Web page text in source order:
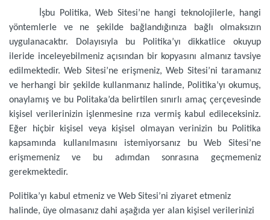
İşbu Politika, Web Sitesi’ne hangi teknolojilerle, hangi
yöntemlerle ve ne şekilde bağlandığınıza bağlı olmaksızın
uygulanacaktır. Dolayısıyla bu Politika’yı dikkatlice okuyup
ileride inceleyebilmeniz açısından bir kopyasını almanız tavsiye
edilmektedir. Web Sitesi’ne erişmeniz, Web Sitesi’ni taramanız
ve herhangi bir şekilde kullanmanız halinde, Politika’yı okumuş,
onaylamış ve bu Politaka’da belirtilen sınırlı amaç çerçevesinde
kişisel verilerinizin işlenmesine rıza vermiş kabul edileceksiniz.
Eğer hiçbir kişisel veya kişisel olmayan verinizin bu Politika
kapsamında kullanılmasını istemiyorsanız bu Web Sitesi’ne
erişmemeniz ve bu adımdan sonrasına geçmemeniz
gerekmektedir.
Politika’yı kabul etmeniz ve Web Sitesi’ni ziyaret etmeniz
halinde, üye olmasanız dahi aşağıda yer alan kişisel verilerinizi